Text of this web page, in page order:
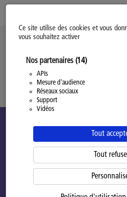
Ce site utilise des cookies et vous
vous souhaitez activer
Nos partenaires (14)
APIs
Mesure d'audience
Réseaux sociaux
Support
Vidéos
Tout
Tout
Modifiez votre consentement
Politique Générale de